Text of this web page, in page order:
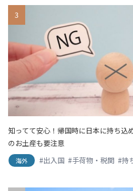
3
知ってて安心！帰国時に日本に持ち込
のお土産も要注意
海外 #出入国 #手荷物・税関 #持